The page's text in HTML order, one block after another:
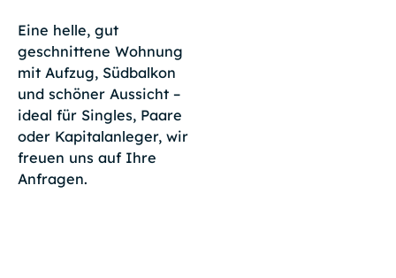
Eine helle, gut
geschnittene Wohnung
mit Aufzug, Südbalkon
und schöner Aussicht –
ideal für Singles, Paare
oder Kapitalanleger, wir
freuen uns auf Ihre
Anfragen.